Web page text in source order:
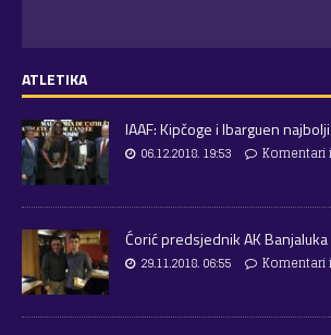
ATLETIKA
IAAF: Kipčoge i Ibarguen
06.12.2018. 19:53 Komentari
Ćorić predsjednik AK Banjaluka
29.11.2018. 06:55 Komentari